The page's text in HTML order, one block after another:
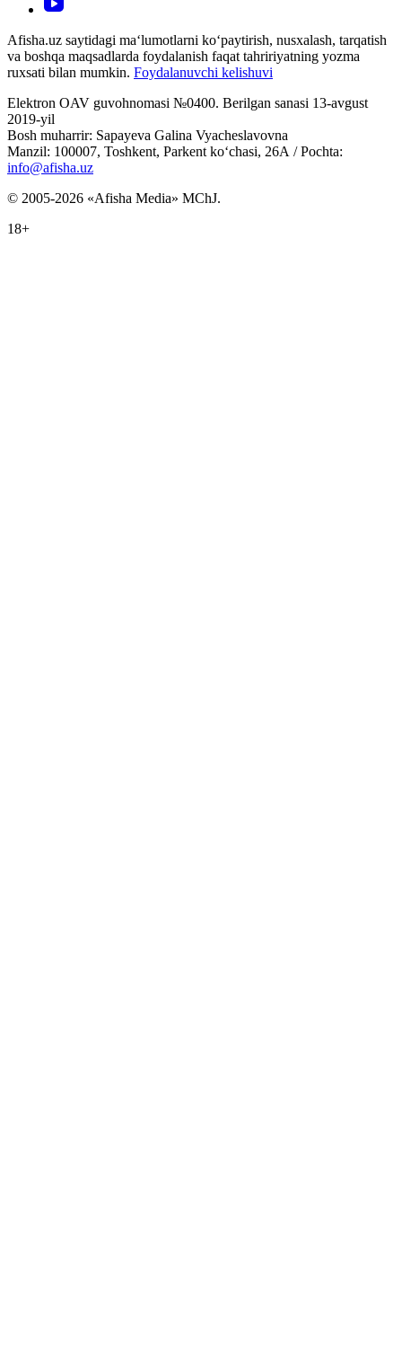
Afisha.uz saytidagi ma‘lumotlarni ko‘paytirish, nusxalash, tarqatish
va boshqa maqsadlarda foydalanish faqat tahririyatning yozma
ruxsati bilan mumkin. Foydalanuvchi kelishuvi
Elektron OAV guvohnomasi №0400. Berilgan sanasi 13-avgust
2019-yil
Bosh muharrir: Sapayeva Galina Vyacheslavovna
Manzil: 100007, Toshkent, Parkent ko‘chasi, 26А / Pochta:
info@afisha.uz
© 2005-2026 «Afisha Media» MChJ.
18+